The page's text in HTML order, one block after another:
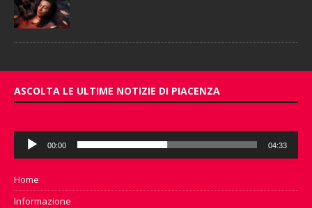
ASCOLTA LE ULTIME NOTIZIE DI PIACENZA
Audio
Player
00:00 04:33
Home
Informazione